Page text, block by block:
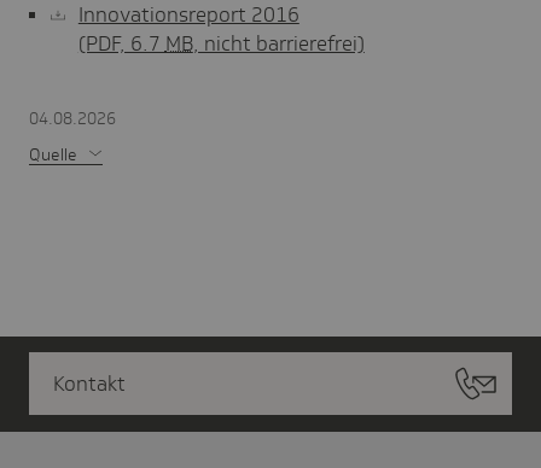
Innovationsreport 2016
(PDF, 6.7MB, nicht barrierefrei)
04.08.2026
Quelle
Kontakt